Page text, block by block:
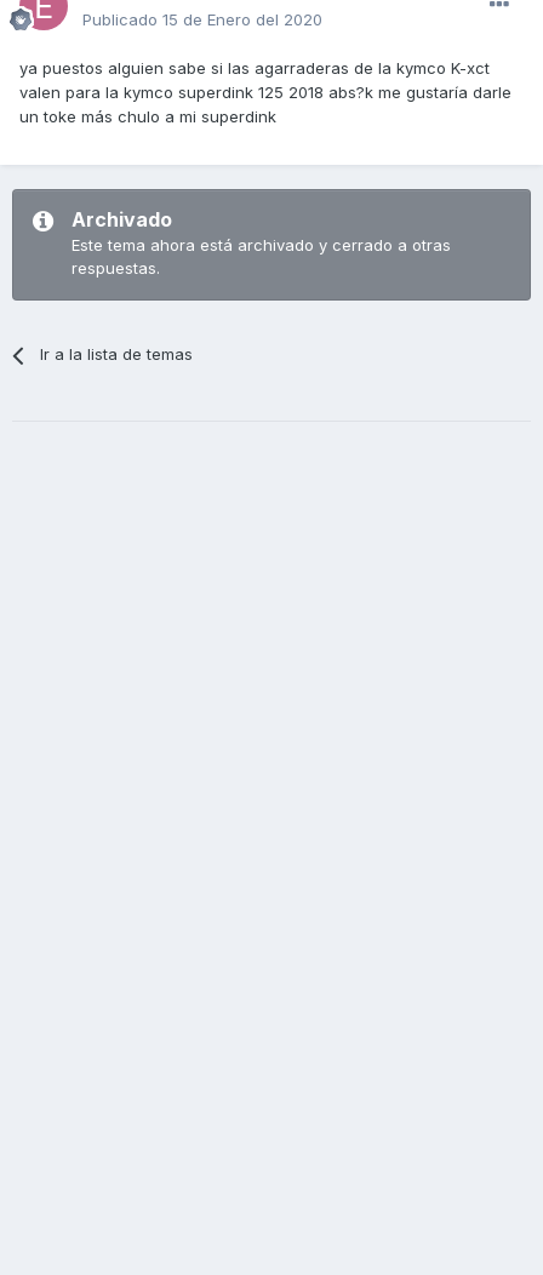
Publicado 15 de Enero del 2020
ya puestos alguien sabe si las agarraderas de la kymco K-xct
valen para la kymco superdink 125 2018 abs?k me gustaría darle
un toke más chulo a mi superdink
Archivado
Este tema ahora está archivado y cerrado a otras
respuestas.
Ir a la lista de temas